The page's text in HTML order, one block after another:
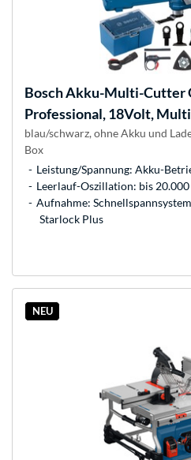
BoschAkku-Multi-Cutter
Professional, 18Volt,
blau/schwarz, ohne Akku und
Box
Leistung/Spannung: Akku-
Leerlauf-Oszillation: bis
Aufnahme:
Starlock Plus
NEU